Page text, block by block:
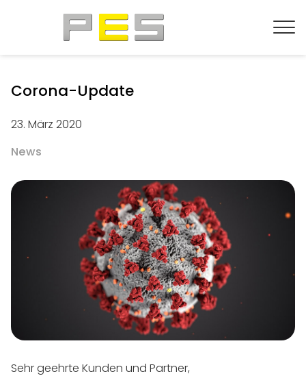
Corona-Update
23. März 2020
News
Sehr geehrte Kunden und Partner,